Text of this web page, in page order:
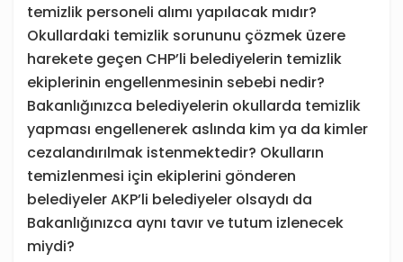
temizlik personeli alımı yapılacak mıdır?
Okullardaki temizlik sorununu çözmek üzere
harekete geçen CHP’li belediyelerin temizlik
ekiplerinin engellenmesinin sebebi nedir?
Bakanlığınızca belediyelerin okullarda temizlik
yapması engellenerek aslında kim ya da kimler
cezalandırılmak istenmektedir? Okulların
temizlenmesi için ekiplerini gönderen
belediyeler AKP’li belediyeler olsaydı da
Bakanlığınızca aynı tavır ve tutum izlenecek
miydi?